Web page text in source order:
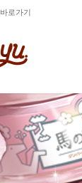
바로가기